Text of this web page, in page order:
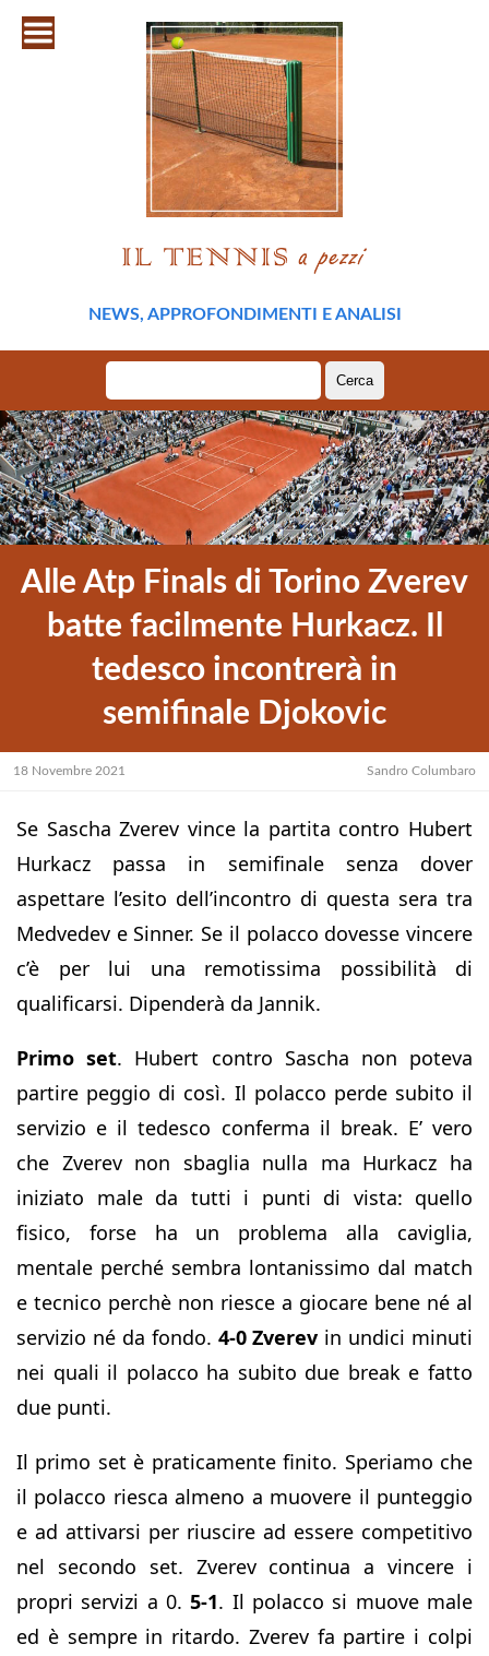
NEWS, APPROFONDIMENTI E ANALISI
per:
Alle Atp Finals di Torino Zverev
batte facilmente Hurkacz. Il
tedesco incontrerà in
semifinale Djokovic
18 Novembre 2021 Sandro Columbaro
Se Sascha Zverev vince la partita contro Hubert
Hurkacz passa in semifinale senza dover
aspettare l’esito dell’incontro di questa sera tra
Medvedev e Sinner. Se il polacco dovesse vincere
c’è per lui una remotissima possibilità di
qualificarsi. Dipenderà da Jannik.
Primo set. Hubert contro Sascha non poteva
partire peggio di così. Il polacco perde subito il
servizio e il tedesco conferma il break. E’ vero
che Zverev non sbaglia nulla ma Hurkacz ha
iniziato male da tutti i punti di vista: quello
fisico, forse ha un problema alla caviglia,
mentale perché sembra lontanissimo dal match
e tecnico perchè non riesce a giocare bene né al
servizio né da fondo. 4-0 Zverev in undici minuti
nei quali il polacco ha subito due break e fatto
due punti.
Il primo set è praticamente finito. Speriamo che
il polacco riesca almeno a muovere il punteggio
e ad attivarsi per riuscire ad essere competitivo
nel secondo set. Zverev continua a vincere i
propri servizi a 0.5-1. Il polacco si muove male
ed è sempre in ritardo. Zverev fa partire i colpi